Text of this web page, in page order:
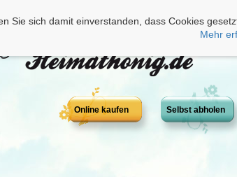
Sie sich damit einverstanden, dass Cookies
Mehr
Online kaufen Selbst abholen